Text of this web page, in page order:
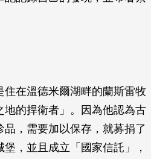
住在溫德米爾湖畔的蘭斯雷牧
地的捍衛者」。因為他認為古
，需要加以保存，就募捐了
，並且成立「國家信託」，